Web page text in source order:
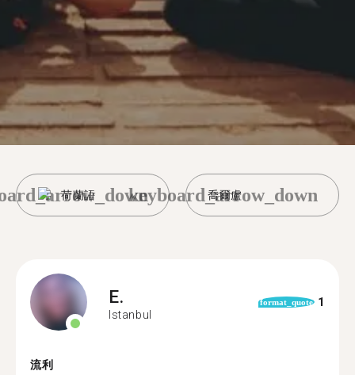
荷蘭語 喬爾盧
keyboard_arrow_down
E.
Istanbul
format_quote 1
流利